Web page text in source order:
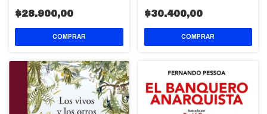
$28.900,00 $30.400,00